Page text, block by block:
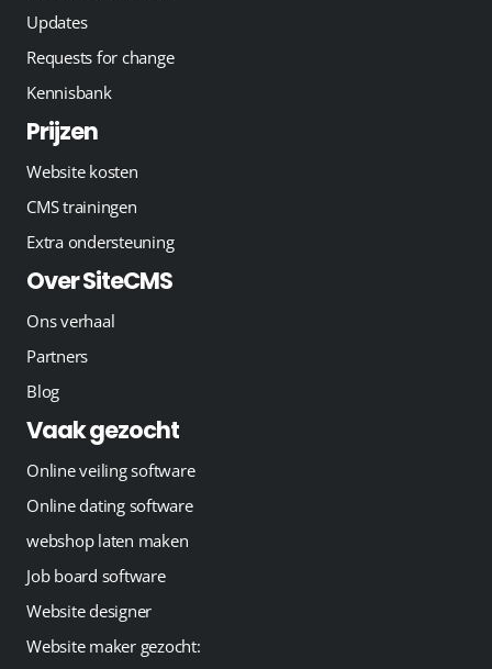
Updates
Requests for change
Kennisbank
Prijzen
Website kosten
CMS trainingen
Extra ondersteuning
Over SiteCMS
Ons verhaal
Partners
Blog
Vaak gezocht
Online veiling software
Online dating software
webshop laten maken
Job board software
Website designer
Website maker gezocht: